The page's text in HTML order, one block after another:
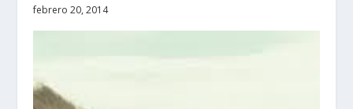
febrero 20, 2014